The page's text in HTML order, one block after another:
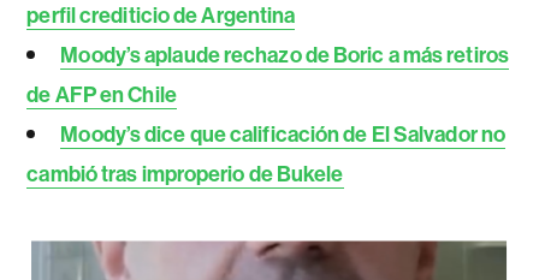
perfil crediticio de Argentina
Moody’s aplaude rechazo de Boric a más retiros
de AFP en Chile
Moody’s dice que calificación de El Salvador no
cambió tras improperio de Bukele